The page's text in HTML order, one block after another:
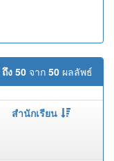
ถึง 50 จาก 50 ผลลัพธ์
สำนักเรียน